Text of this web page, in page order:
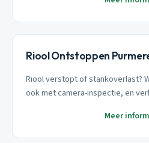
Riool Ontstoppen
Riool verstopt of stankoverlast?
ook met camera-inspectie, en
Meer